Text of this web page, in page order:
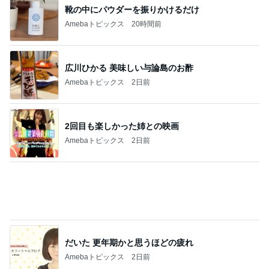
リテーナー紛失で約23,000円の出費
Amebaトピックス
記事を読む